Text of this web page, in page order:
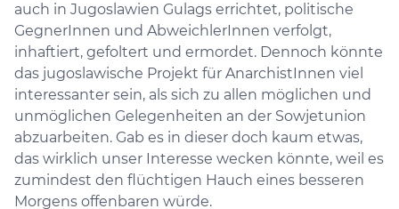
auch in Jugoslawien Gulags errichtet, politische
GegnerInnen und AbweichlerInnen verfolgt,
inhaftiert, gefoltert und ermordet. Dennoch könnte
das jugoslawische Projekt für AnarchistInnen viel
interessanter sein, als sich zu allen möglichen und
unmöglichen Gelegenheiten an der Sowjetunion
abzuarbeiten. Gab es in dieser doch kaum etwas,
das wirklich unser Interesse wecken könnte, weil es
zumindest den flüchtigen Hauch eines besseren
Morgens offenbaren würde.